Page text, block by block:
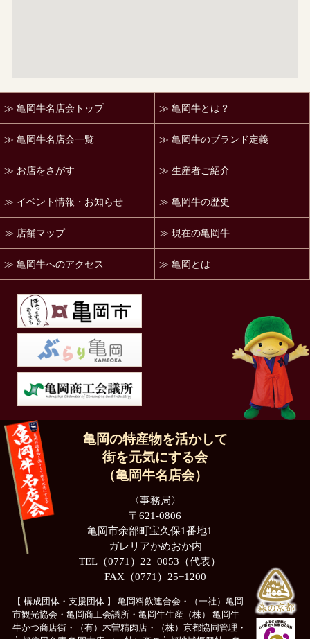
亀岡牛名店会トップ
亀岡牛名店会一覧
お店をさがす
イベント情報・お知らせ
店舗マップ
亀岡牛へのアクセス
亀岡牛とは？
亀岡牛のブランド定義
生産者ご紹介
亀岡牛の歴史
現在の亀岡牛
亀岡とは
亀岡の特産物を活かして
街を元気にする会
（亀岡牛名店会）
〈事務局〉
〒621-0806
亀岡市余部町宝久保1番地1
ガレリアかめおか内
TEL（0771）22−0053（代表）
FAX（0771）25−1200
【 構成団体・支援団体 】
亀岡料飲連合会・（一社）亀岡
市観光協会・亀岡商工会議所・亀岡牛生産（株）
亀岡牛
牛かつ商店街・（有）木曽精肉店・（株）京都協同管理・